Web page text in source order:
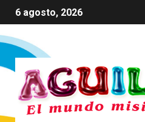
6 agosto, 2026